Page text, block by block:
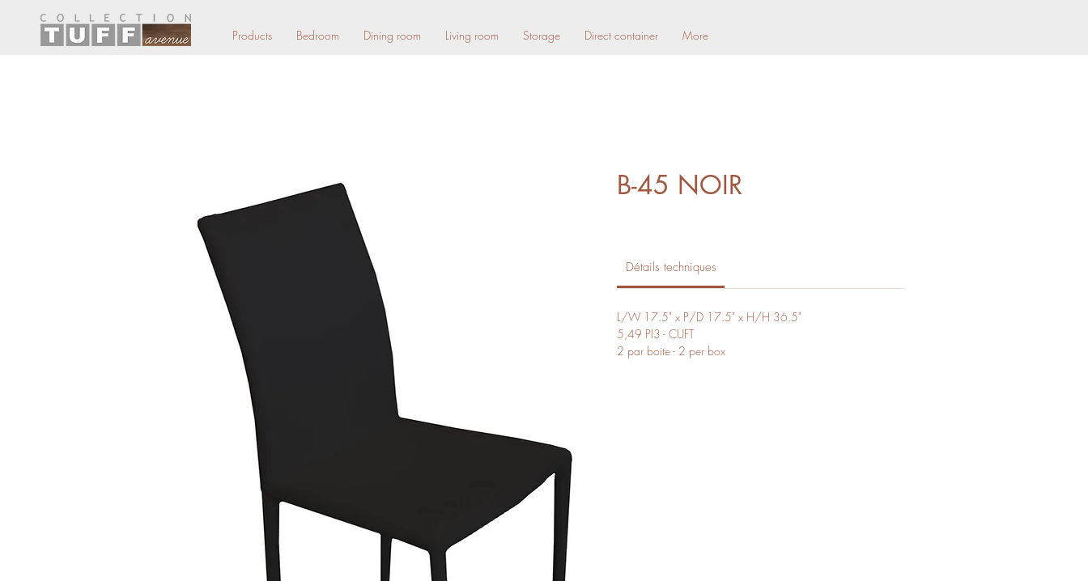
Products Bedroom Dining room Living room Storage Direct container More
B-45 NOIR
Détails techniques
L/W 17.5" x P/D 17.5" x H/H 36.5"
5,49 PI3 - CUFT
2 par boite - 2 per box